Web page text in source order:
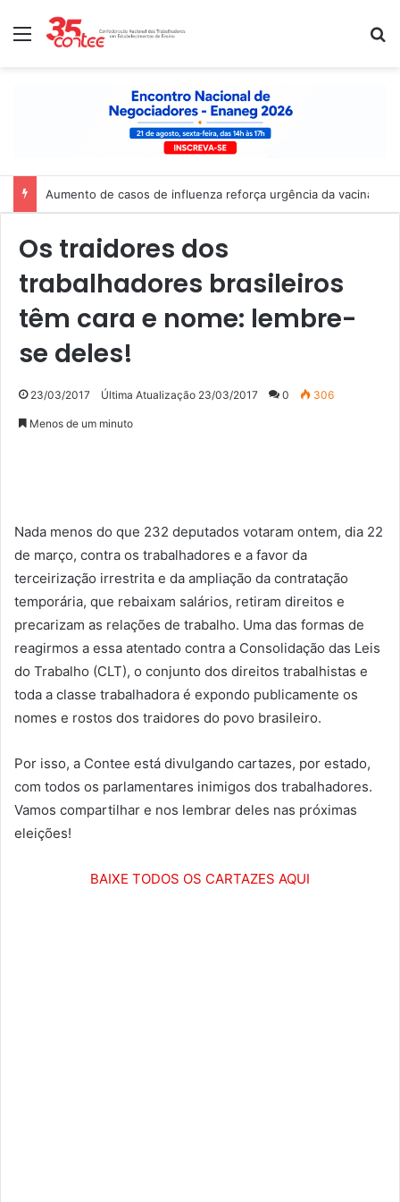
Menu
Aumento de casos de influenza reforça urgência da
Os traidores dos
trabalhadores brasileiros
têm cara e nome: lembre-
se deles!
23/03/2017 Última Atualização 23/03/2017 0 306
Menos de um minuto
Nada menos do que 232 deputados votaram ontem, dia 22
de março, contra os trabalhadores e a favor da
terceirização irrestrita e da ampliação da contratação
temporária, que rebaixam salários, retiram direitos e
precarizam as relações de trabalho. Uma das formas de
reagirmos a essa atentado contra a Consolidação das Leis
do Trabalho (CLT), o conjunto dos direitos trabalhistas e
toda a classe trabalhadora é expondo publicamente os
nomes e rostos dos traidores do povo brasileiro.
Por isso, a Contee está divulgando cartazes, por estado,
com todos os parlamentares inimigos dos trabalhadores.
Vamos compartilhar e nos lembrar deles nas próximas
eleições!
BAIXE TODOS OS CARTAZES AQUI